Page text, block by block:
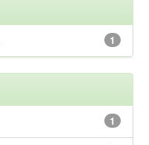
1
1